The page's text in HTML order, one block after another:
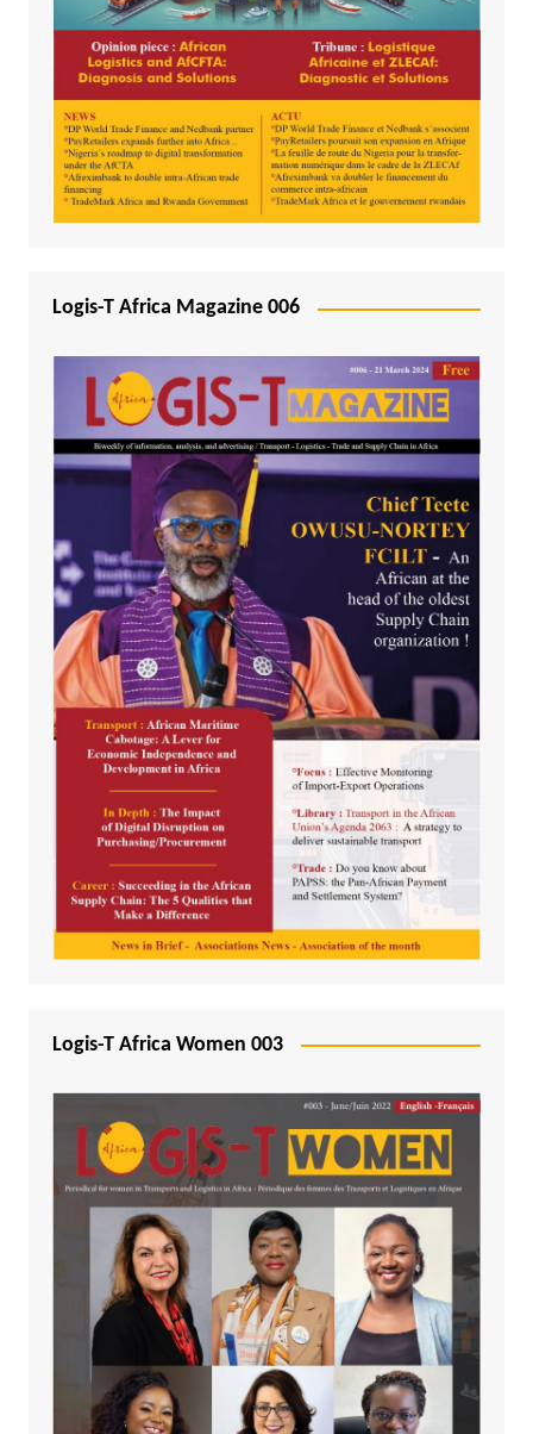
Logis-T Africa Magazine 006
Logis-T Africa Women 003